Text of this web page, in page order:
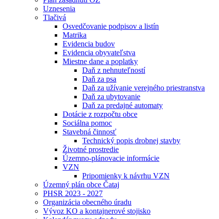
Uznesenia
Tlačivá
Osvedčovanie podpisov a listín
Matrika
Evidencia budov
Evidencia obyvateľstva
Miestne dane a poplatky
Daň z nehnuteľností
Daň za psa
Daň za užívanie verejného priestranstva
Daň za ubytovanie
Daň za predajné automaty
Dotácie z rozpočtu obce
Sociálna pomoc
Stavebná činnosť
Technický popis drobnej stavby
Životné prostredie
Územno-plánovacie informácie
VZN
Pripomienky k návrhu VZN
Územný plán obce Čataj
PHSR 2023 - 2027
Organizácia obecného úradu
Vývoz KO a kontajnerové stojisko